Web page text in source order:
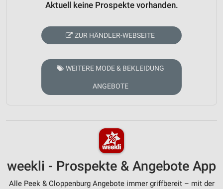
Aktuell keine Prospekte vorhanden.
ZUR HÄNDLER-WEBSEITE
WEITERE MODE & BEKLEIDUNG
ANGEBOTE
weekli - Prospekte & Angebote App
Alle Peek & Cloppenburg Angebote immer griffbereit – mit der